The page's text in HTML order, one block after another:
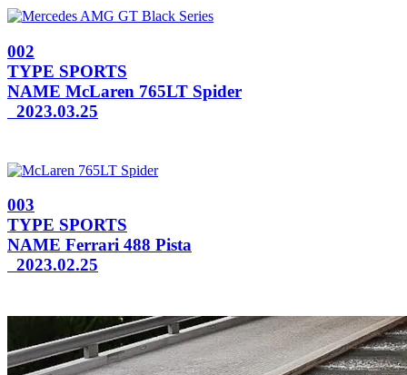
002
TYPE SPORTS
NAME McLaren 765LT Spider
2023.03.25
003
TYPE SPORTS
NAME Ferrari 488 Pista
2023.02.25